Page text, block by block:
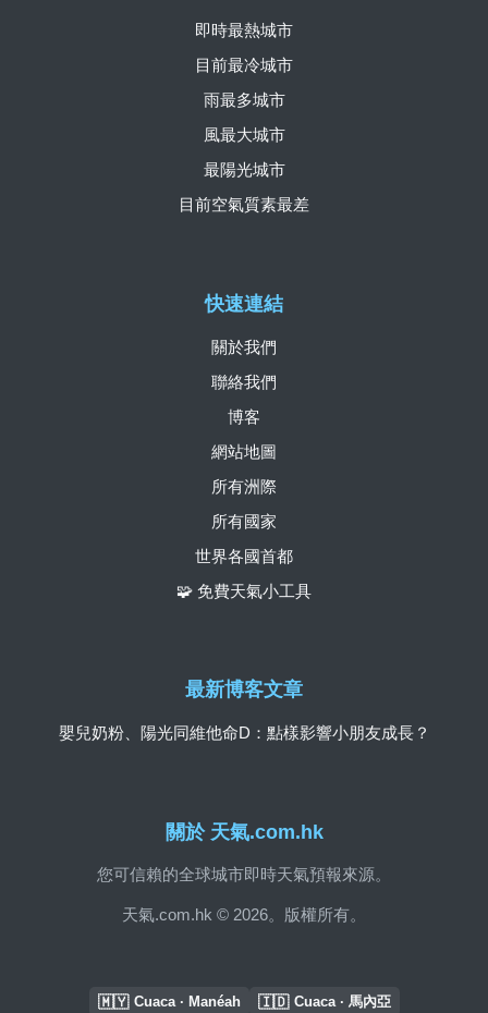
關於 天氣.com.hk
您可信賴的全球城市即時天氣預報來源。
天氣.com.hk © 2026。版權所有。
快速連結
關於我們
聯絡我們
博客
網站地圖
所有洲際
所有國家
世界各國首都
🧩 免費天氣小工具
即時最熱城市
目前最冷城市
雨最多城市
風最大城市
最陽光城市
目前空氣質素最差
最新博客文章
嬰兒奶粉、陽光同維他命D：點樣影響小朋友成長？
🇲🇾 Cuaca · Manéah 🇮🇩 Cuaca · 馬內亞